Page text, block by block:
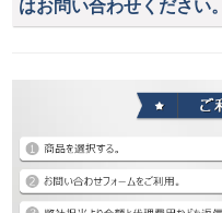
はお問い合わせください。